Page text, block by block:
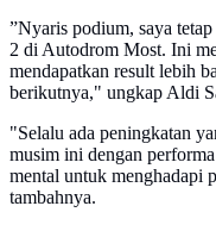
”Nyaris podium, saya
2 di Autodrom Most. Ini
mendapatkan result lebih
berikutnya," ungkap Aldi
"Selalu ada peningkatan
musim ini dengan
mental untuk menghadapi
tambahnya.